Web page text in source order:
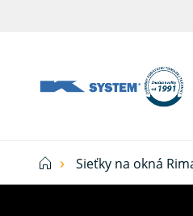
technika
domácnosť
od
Sieťky na okná